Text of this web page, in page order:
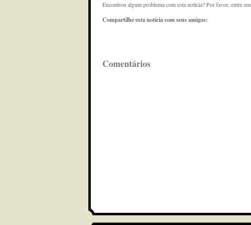
Encontrou algum problema com esta notícia? Por favor, entre em
Compartilhe esta notícia com seus amigos:
Comentários